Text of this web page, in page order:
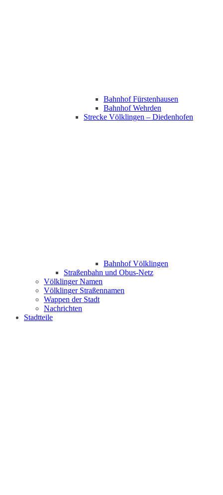
Bahnhof Fürstenhausen
Bahnhof Wehrden
Strecke Völklingen – Diedenhofen
Bahnhof Völklingen
Straßenbahn und Obus-Netz
Völklinger Namen
Völklinger Straßennamen
Wappen der Stadt
Nachrichten
Stadtteile